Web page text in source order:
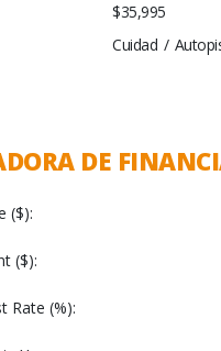
$35,995
Cuidad /
DE
($):
($):
Rate (%):